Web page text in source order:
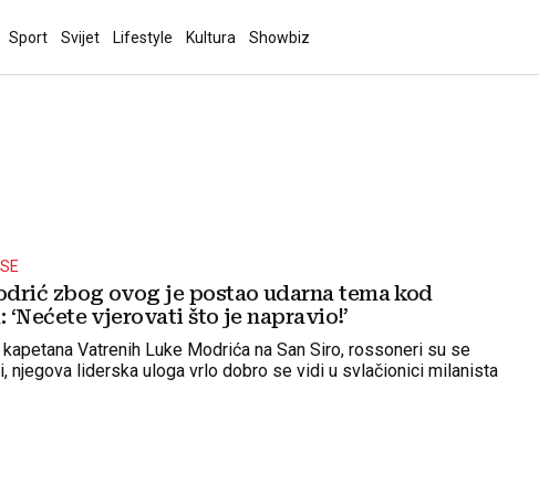
Sport Svijet Lifestyle Kultura Showbiz
zbog ovog je postao udarna tema kod
‘Nećete vjerovati što je napravio!’
Vatrenih Luke Modrića na San Siro, rossoneri su se
njegova liderska uloga vrlo dobro se vidi u svlačionici milanista